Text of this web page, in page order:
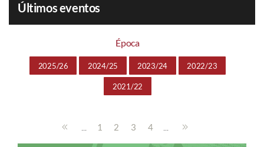
Últimos eventos
Época
2025/26 2024/25 2023/24 2022/23
2021/22
... 1 2 3 4 ...